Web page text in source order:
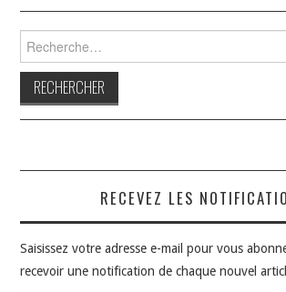
Rechercher :
RECEVEZ LES
Saisissez votre adresse e-mail pour vous
recevoir une notification de chaque nouvel